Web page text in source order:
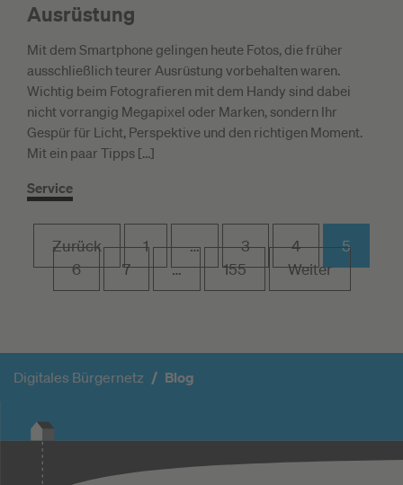
Ausrüstung
Mit dem Smartphone gelingen heute Fotos, die früher
ausschließlich teurer Ausrüstung vorbehalten waren.
Wichtig beim Fotografieren mit dem Handy sind dabei
nicht vorrangig Megapixel oder Marken, sondern Ihr
Gespür für Licht, Perspektive und den richtigen Moment.
Mit ein paar Tipps […]
Service
Zurück 1 … 3 4
5
6
7 … 155 Weiter
Digitales Bürgernetz Blog